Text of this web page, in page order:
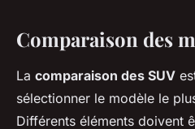
Comparaison des
La comparaison des SUV
sélectionner le modèle le
Différents éléments doivent